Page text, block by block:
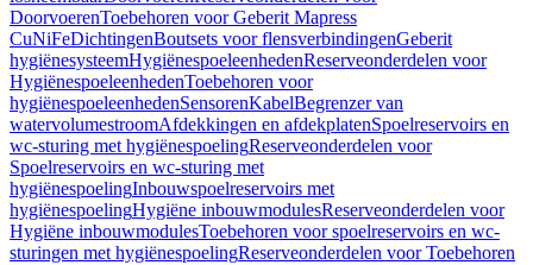
DoorvoerenToebehoren voor Geberit Mapress
CuNiFeDichtingenBoutsets voor flensverbindingenGeberit
hygiënesysteemHygiënespoeleenhedenReserveonderdelen voor
HygiënespoeleenhedenToebehoren voor
hygiënespoeleenhedenSensorenKabelBegrenzer van
watervolumestroomAfdekkingen en afdekplatenSpoelreservoirs en
wc-sturing met hygiënespoelingReserveonderdelen voor
Spoelreservoirs en wc-sturing met
hygiënespoelingInbouwspoelreservoirs met
hygiënespoelingHygiëne inbouwmodulesReserveonderdelen voor
Hygiëne inbouwmodulesToebehoren voor spoelreservoirs en wc-
sturingen met hygiënespoelingReserveonderdelen voor Toebehoren